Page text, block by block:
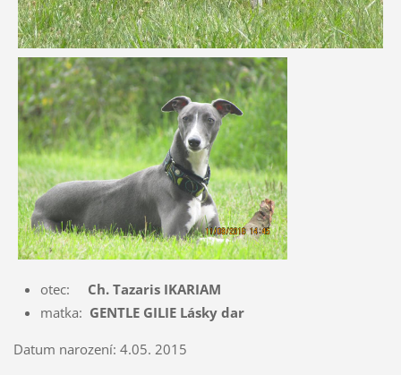
otec: Ch. Tazaris IKARIAM
matka: GENTLE GILIE Lásky dar
Datum narození: 4.05. 2015